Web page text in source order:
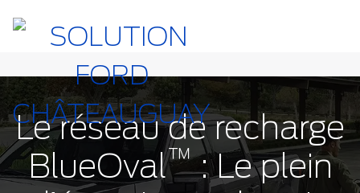
Le réseau de recharge
BlueOval™: Le plein